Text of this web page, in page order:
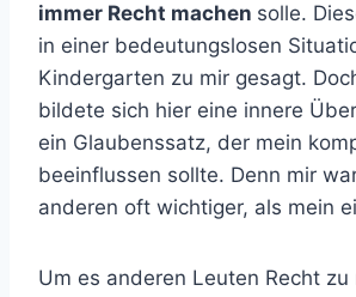
immer Recht machen solle.
in einer bedeutungslosen
Kindergarten zu mir gesagt.
bildete sich hier eine innere
ein Glaubenssatz, der mein
beeinflussen sollte. Denn mir
anderen oft wichtiger, als mein
Um es anderen Leuten Recht zu